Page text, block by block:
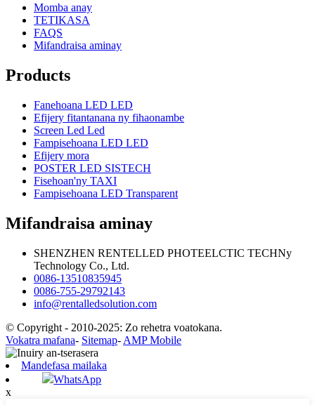
Momba anay
TETIKASA
FAQS
Mifandraisa aminay
Products
Fanehoana LED LED
Efijery fitantanana ny fihaonambe
Screen Led Led
Fampisehoana LED LED
Efijery mora
POSTER LED SISTECH
Fisehoan'ny TAXI
Fampisehoana LED Transparent
Mifandraisa aminay
SHENZHEN RENTELLED PHOTEELCTIC TECHNy
Technology Co., Ltd.
0086-13510835945
0086-755-29792143
info@rentalledsolution.com
© Copyright - 2010-2025: Zo rehetra voatokana.
Vokatra mafana- Sitemap- AMP Mobile
Mandefasa mailaka
WhatsApp
x